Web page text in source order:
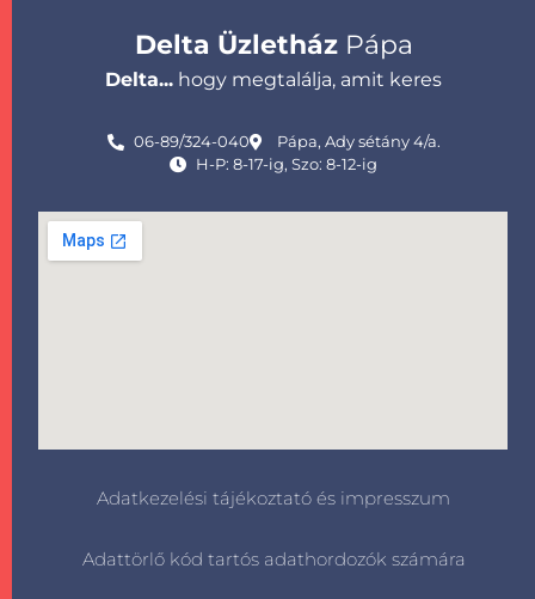
Delta ÜzletházPápa
Delta... hogy megtalálja, amit keres
06-89/324-040
Pápa, Ady sétány 4/a.
H-P: 8-17-ig, Szo: 8-12-ig
Adatkezelési tájékoztató és impresszum
Adattörlő kód tartós adathordozók számára